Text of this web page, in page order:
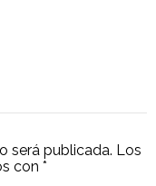
será publicada. Los
con *